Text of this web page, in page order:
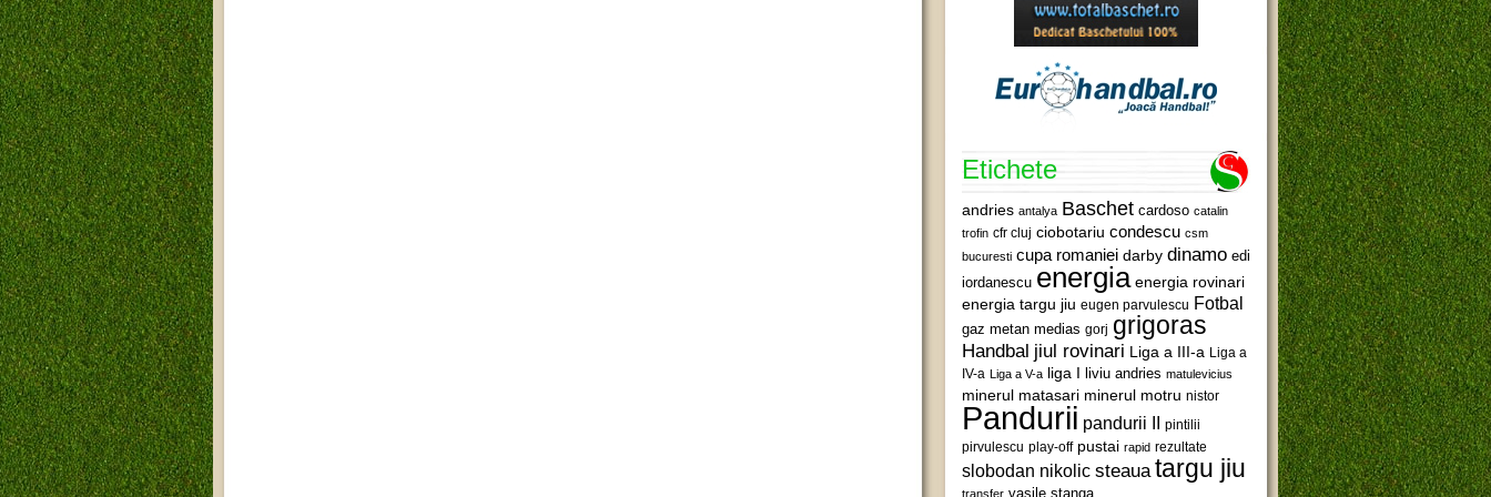
Etichete
andries antalya Baschet cardoso catalin
trofin cfr cluj ciobotariu condescu csm
bucuresti cupa romaniei darby dinamo edi
iordanescu energia energia rovinari
energia targu jiu eugen parvulescu Fotbal
gaz metan medias gorj grigoras
Handbal jiul rovinari Liga a III-a Liga a
IV-a Liga a V-a liga I liviu andries matulevicius
minerul matasari minerul motru nistor
Pandurii pandurii II pintilii
pirvulescu play-off pustai rapid rezultate
slobodan nikolic steaua targu jiu
transfer vasile stanga